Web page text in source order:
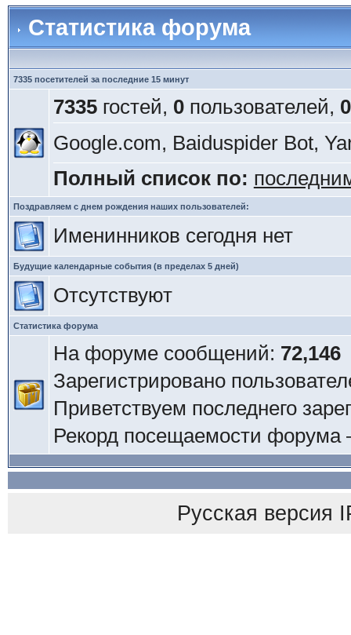
Статистика форума
7335 посетителей за последние 15 минут
7335гостей, 0пользователей, 0
Google.com, Baiduspider Bot,
Полный список по:
Поздравляем с днем рождения наших пользователей:
Именинников сегодня нет
Будущие календарные события (в пределах 5 дней)
Отсутствуют
Статистика форума
На форуме сообщений: 72,146
Зарегистрировано
Приветствуем последнего
Рекорд посещаемости
Русская версия